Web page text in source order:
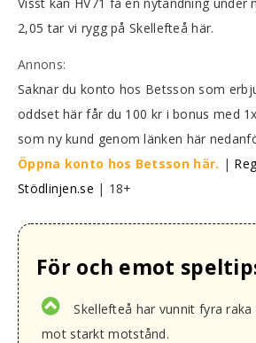
Visst kan HV71 få en nytändning under
2,05 tar vi rygg på Skellefteå här.
Annons:
Saknar du konto hos Betsson som
oddset här får du 100 kr i bonus med
som ny kund genom länken här
Öppna konto hos Betsson här. |
Stödlinjen.se | 18+
För och emot
Skellefteå har vunnit fyra
mot starkt motstånd.